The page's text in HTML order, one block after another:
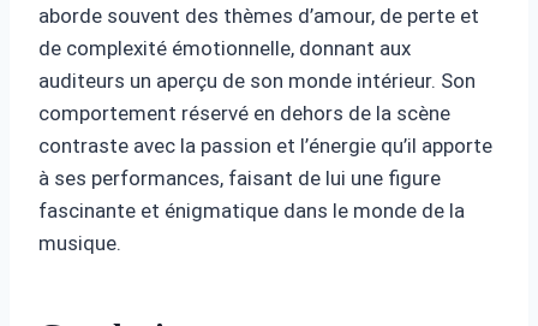
aborde souvent des thèmes d’amour, de perte et
de complexité émotionnelle, donnant aux
auditeurs un aperçu de son monde intérieur. Son
comportement réservé en dehors de la scène
contraste avec la passion et l’énergie qu’il apporte
à ses performances, faisant de lui une figure
fascinante et énigmatique dans le monde de la
musique.